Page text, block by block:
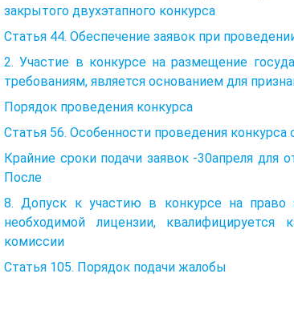
закрытого двухэтапного конкурса
Статья 44. Обеспечение заявок при
2. Участие в конкурсе на размещение
требованиям, является основанием для
Порядок проведения конкурса
Статья 56. Особенности проведения
Крайние сроки подачи заявок -30апреля для
После
8. Допуск к участию в конкурсе на право
необходимой лицензии, квалифицируется
комиссии
Статья 105. Порядок подачи жалобы